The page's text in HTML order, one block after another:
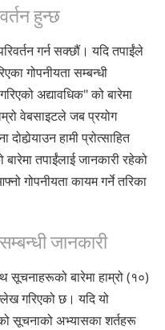
Русский (Russian)
Svenska
繁體中文 (Chinese)
Arabic
Nepali
Ukrainian
Czech
सबै क्षेत्र /भाषा
हुन्छ
गर्न सक्छौं। यदि तपाईंले
गोपनीयता सम्बन्धी
अद्यावधिक" को बारेमा
वेबसाइटले जब प्रयोग
हामी प्रोत्साहित
तपाईंलाई जानकारी रहेको
गोपनीयता कायम गर्ने तरिका
जानकारी
सूचनाहरूको बारेमा हाम्रो (१०)
गरिएको छ।यदि यो
सूचनाको अभ्यासका शर्तहरू